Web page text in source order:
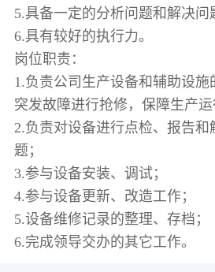
5.具备一定的分析问题和解决问
6.具有较好的执行力。
岗位职责：
1.负责公司生产设备和辅助设
突发故障进行抢修，保障生产运
2.负责对设备进行点检、报告和
题；
3.参与设备安装、调试；
4.参与设备更新、改造工作；
5.设备维修记录的整理、存档；